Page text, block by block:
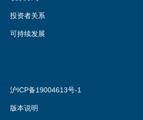
投资者关系
可持续发展
沪ICP备19004613号-1
版本说明